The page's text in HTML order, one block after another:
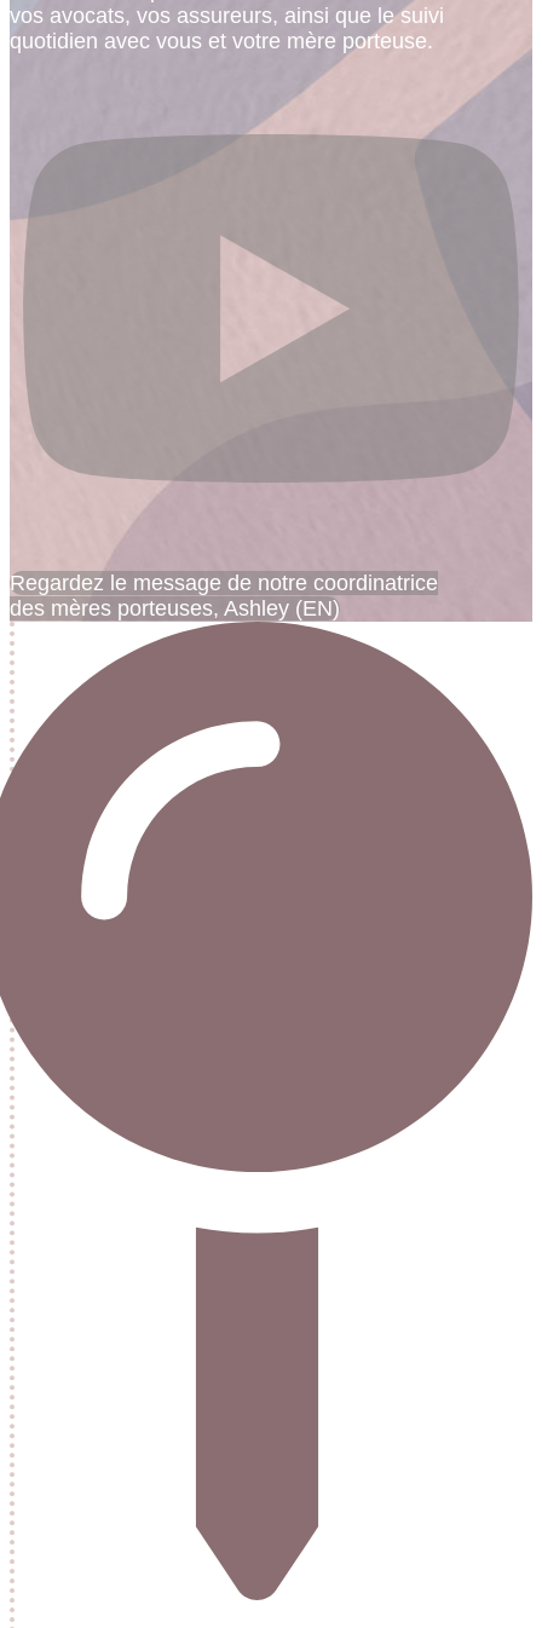
vos avocats, vos assureurs, ainsi que le suivi
quotidien avec vous et votre mère porteuse.
Regardez le message de notre coordinatrice
des mères porteuses, Ashley (EN)